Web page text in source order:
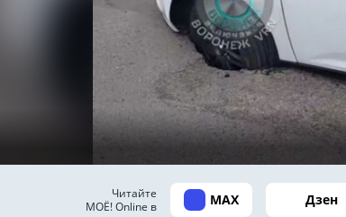
Читайте
МОЁ! Online в
MAX Дзен